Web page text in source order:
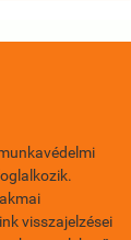
visszajelzései